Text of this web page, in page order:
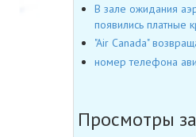
В зале ожидания
появились платные
"Air Canada"
номер телефона
Просмотры